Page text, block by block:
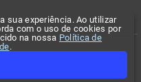
sua experiência. Ao utilizar
com o uso de cookies por
na nossa Política de
.
os direitos reservados.